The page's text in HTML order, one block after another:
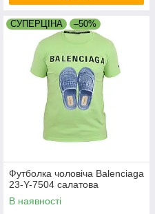
СУПЕРЦІНА –50%
Футболка чоловіча Balenciaga
23-Y-7504 салатова
В наявності